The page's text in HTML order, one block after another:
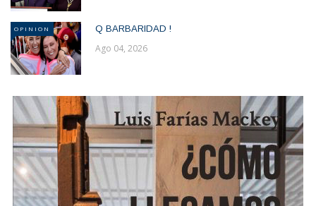
OPINION Q BARBARIDAD !
Ago 04, 2026